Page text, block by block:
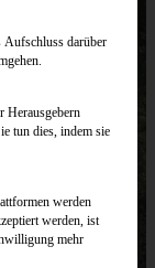
Aufschluss darüber
Herausgebern
tun dies, indem sie
werden
werden, ist
mehr